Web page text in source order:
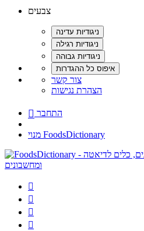
צבעים
צור קשר
הצהרת נגישות
 התחבר
מנוי FoodsDictionary



